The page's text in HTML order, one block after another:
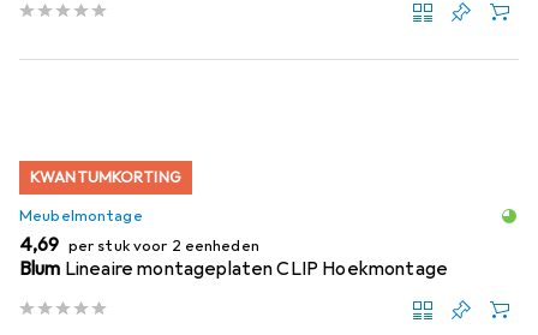
KWANTUMKORTING
Meubelmontage
EUR
4,69 per stuk voor 2 eenheden
Blum Lineaire montageplaten CLIP Hoekmontage